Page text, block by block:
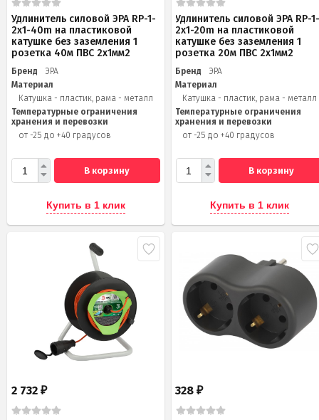
Удлинитель силовой ЭРА RP-1-
2x1-40m на пластиковой
катушке без заземления 1
розетка 40м ПВС 2x1мм2
Бренд
ЭРА
Материал
Катушка - пластик, рама - металл
Температурные ограничения
хранения и перевозки
от -25 до +40 градусов
В корзину
Купить в 1 клик
Удлинитель силовой ЭРА RP-
2x1-20m на пластиковой
катушке без заземления 1
розетка 20м ПВС 2х1мм2
Бренд
ЭРА
Материал
Катушка - пластик, рама - металл
Температурные ограничения
хранения и перевозки
от -25 до +40 градусов
В корзину
Купить в 1 клик
2 732 ₽ 328₽